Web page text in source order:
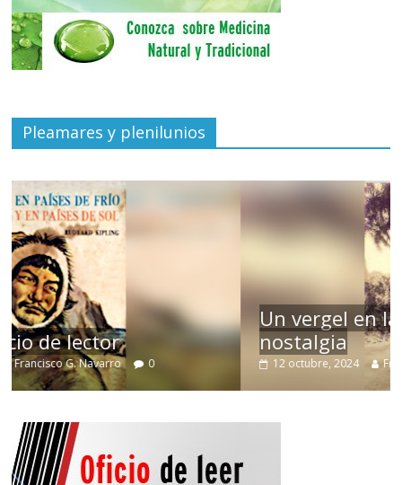
Pleamares y plenilunios
Un vergel en las nieblas de la
nostalgia
12 octubre, 2024 Francisco G. Navarro 0